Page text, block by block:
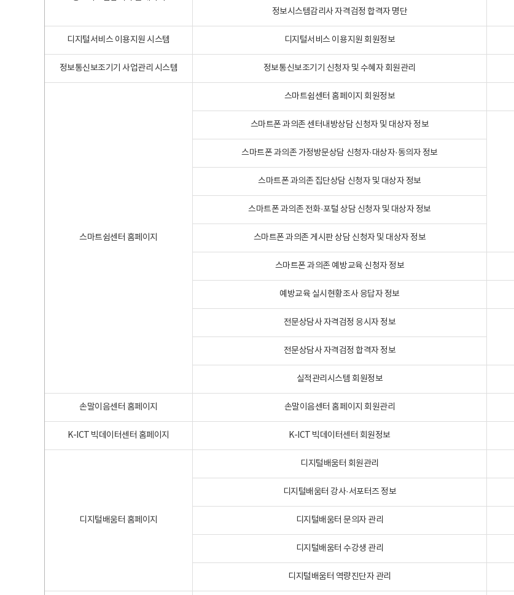
정보시스템감리사 자격검정 합격자 명단
디지털서비스 이용지원 시스템 디지털서비스 이용지원 회원정보
정보통신보조기기 사업관리 시스템 정보통신보조기기 신청자 및 수혜자 회원관리
스마트쉼센터 홈페이지
스마트쉼센터 홈페이지 회원정보
스마트폰 과의존 센터내방상담 신청자 및 대상자 정보
스마트폰 과의존 가정방문상담 신청자·대상자·동의자 정보
스마트폰 과의존 집단상담 신청자 및 대상자 정보
스마트폰 과의존 전화·포털 상담 신청자 및 대상자 정보
스마트폰 과의존 게시판 상담 신청자 및 대상자 정보
스마트폰 과의존 예방교육 신청자 정보
예방교육 실시현황조사 응답자 정보
전문상담사 자격검정 응시자 정보
전문상담사 자격검정 합격자 정보
실적관리시스템 회원정보
손말이음센터 홈페이지 손말이음센터 홈페이지 회원관리
K-ICT 빅데이터센터 홈페이지 K-ICT 빅데이터센터 회원정보
디지털배움터 홈페이지
디지털배움터 회원관리
디지털배움터 강사·서포터즈 정보
디지털배움터 문의자 관리
디지털배움터 수강생 관리
디지털배움터 역량진단자 관리